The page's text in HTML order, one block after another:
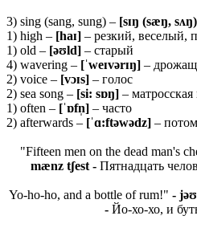
3) sing (sang, sung) – [sɪŋ (sæŋ,
1) high – [haɪ] – резкий, веселый,
1) old – [əʊld] – старый
4) wavering – [ˈweɪvərɪŋ] –
2) voice – [vɔɪs] – голос
2) sea song – [si: sɒŋ] – матросская
1) often – [ˈɒfn̩] – часто
2) afterwards – [ˈɑ:ftəwədz] – потом
"Fifteen men on the dead man's
mænz tʃest - Пятнадцать
Yo-ho-ho, and a bottle of rum!" -
- Йо-хо-хо, и